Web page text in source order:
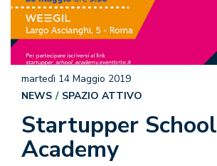
Startupper School
Academy
martedì 14 Maggio 2019
NEWS
SPAZIO ATTIVO